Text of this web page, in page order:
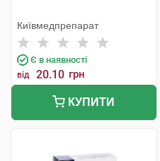
Київмедпрепарат
Є в наявності
від 20.10 грн
КУПИТИ